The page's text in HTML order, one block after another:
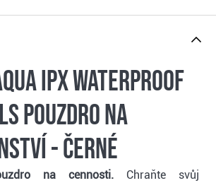
IPX Waterproof
pouzdro na
- černé
na cennosti. Chraňte svůj